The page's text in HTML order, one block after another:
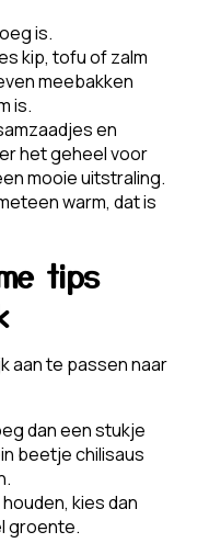
is.
kip, tofu of zalm
meebakken
is.
en
het geheel voor
mooie uitstraling.
warm, dat is
tips
aan te passen naar
dan een stukje
beetje chilisaus
kies dan
groente.